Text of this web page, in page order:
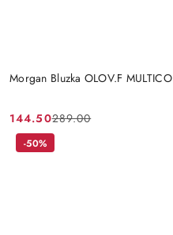
Morgan Bluzka OLOV.F MULTICO
Cena
promocyjna:
144.50
Cena
przed
289.00
-50%